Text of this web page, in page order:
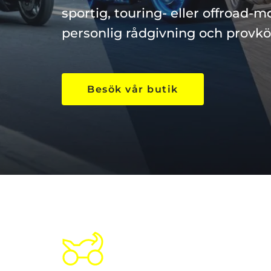
sportig, touring- eller offroad-
personlig rådgivning och
Besök vår butik